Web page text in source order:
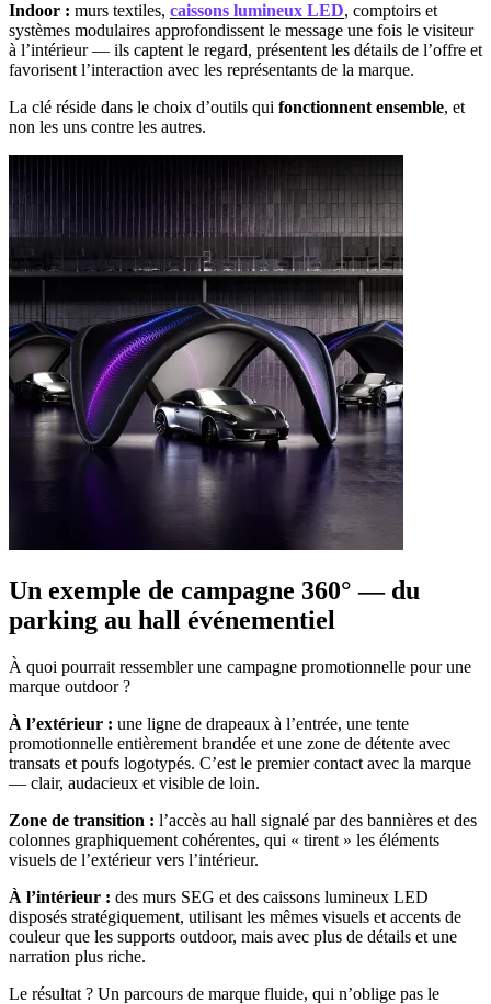
Indoor : murs textiles, caissons lumineux LED, comptoirs et
systèmes modulaires approfondissent le message une fois le visiteur
à l’intérieur — ils captent le regard, présentent les détails de l’offre et
favorisent l’interaction avec les représentants de la marque.
La clé réside dans le choix d’outils qui fonctionnent ensemble, et
non les uns contre les autres.
Un exemple de campagne 360° — du
parking au hall événementiel
À quoi pourrait ressembler une campagne promotionnelle pour une
marque outdoor ?
À l’extérieur : une ligne de drapeaux à l’entrée, une tente
promotionnelle entièrement brandée et une zone de détente avec
transats et poufs logotypés. C’est le premier contact avec la marque
— clair, audacieux et visible de loin.
Zone de transition : l’accès au hall signalé par des bannières et des
colonnes graphiquement cohérentes, qui « tirent » les éléments
visuels de l’extérieur vers l’intérieur.
À l’intérieur : des murs SEG et des caissons lumineux LED
disposés stratégiquement, utilisant les mêmes visuels et accents de
couleur que les supports outdoor, mais avec plus de détails et une
narration plus riche.
Le résultat ? Un parcours de marque fluide, qui n’oblige pas le